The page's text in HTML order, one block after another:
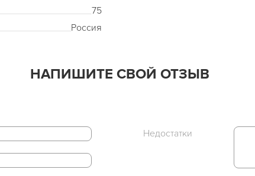
75
Россия
НАПИШИТЕ СВОЙ ОТЗЫВ
Недостатки